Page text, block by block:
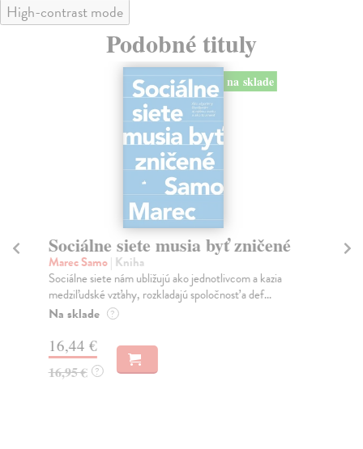
High-contrast mode
Podobné tituly
na sklade
Sociálne siete musia byť zničené
Marec Samo| Kniha
Sociálne siete nám ubližujú ako jednotlivcom a kazia
medziľudské vzťahy, rozkladajú spoločnosť a def...
Na sklade ?
16,44 €
16,95 € ?